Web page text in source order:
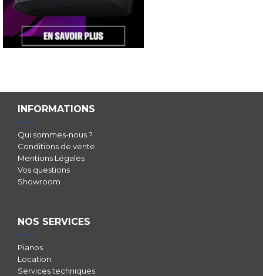
INFORMATIONS
Qui sommes-nous ?
Conditions de vente
Mentions Légales
Vos questions
Showroom
NOS SERVICES
Pianos
Location
Services techniques